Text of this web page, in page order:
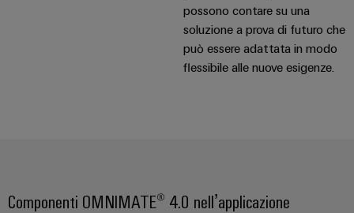
possono contare su una
soluzione a prova di futuro che
può essere adattata in modo
flessibile alle nuove esigenze.
Componenti OMNIMATE® 4.0 nell’applicazione